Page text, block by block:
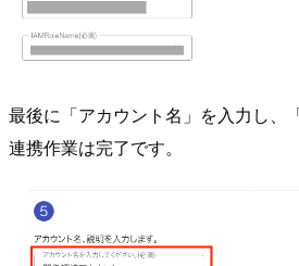
最後に「アカウント名」を入力し、
連携作業は完了です。